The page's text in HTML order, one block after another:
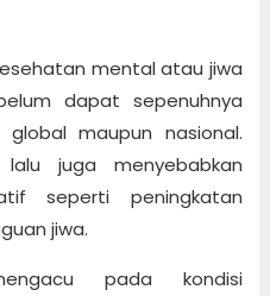
mental atau jiwa
dapat sepenuhnya
maupun nasional.
juga menyebabkan
seperti peningkatan
jiwa.
pada kondisi